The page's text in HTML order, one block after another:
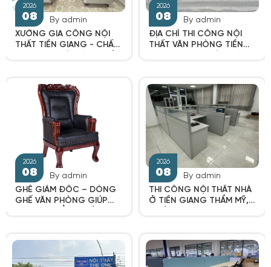
2026
08
2026
08
2026
08
2026
By admin
XƯỞNG GIA CÔNG NỘI
THẤT TIỀN GIANG - CHẤT
By admin
ĐỊA CHỈ THI CÔNG NỘI
THẤT VĂN PHÒNG TIỀN
By admin
GHẾ GIÁM ĐỐC – DÒNG
GHẾ VĂN PHÒNG GIÚP
By admin
THI CÔNG NỘI THẤT NHÀ
Ở TIỀN GIANG THẨM MỸ,